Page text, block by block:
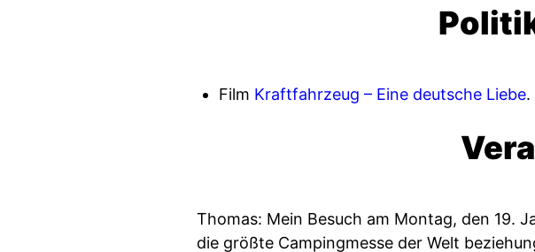
Film Kraftfahrzeug – Eine deutsche Liebe.
Thomas: Mein Besuch am Montag, den 19.
die größte Campingmesse der Welt